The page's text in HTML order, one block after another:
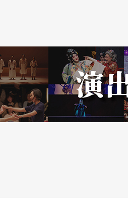
私，是远方的会议，让有土
粟花（剧中且以梦境寓言之
汤少的那一味所回溯的记忆
归土地的温柔抗议。